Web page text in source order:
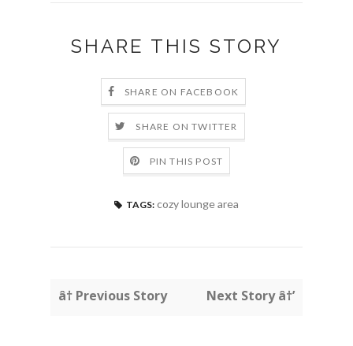
SHARE THIS STORY
SHARE ON FACEBOOK
SHARE ON TWITTER
PIN THIS POST
TAGS: cozy lounge area
â† Previous Story Next Story â†’